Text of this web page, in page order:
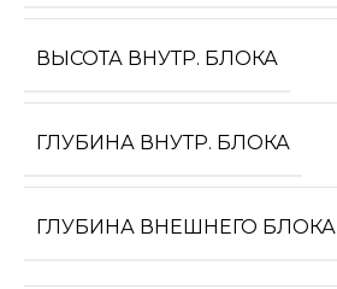
ВЫСОТА ВНУТР. БЛОКА
ГЛУБИНА ВНУТР. БЛОКА
ГЛУБИНА ВНЕШНЕГО БЛОКА